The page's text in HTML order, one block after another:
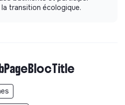
transition écologique.